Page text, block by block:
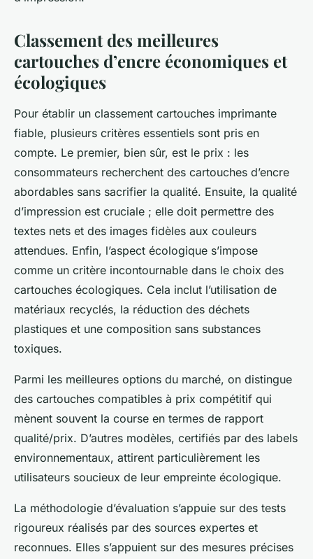
Classement des meilleures
cartouches d’encre économiques et
écologiques
Pour établir un classement cartouches imprimante
fiable, plusieurs critères essentiels sont pris en
compte. Le premier, bien sûr, est le prix : les
consommateurs recherchent des cartouches d’encre
abordables sans sacrifier la qualité. Ensuite, la qualité
d’impression est cruciale ; elle doit permettre des
textes nets et des images fidèles aux couleurs
attendues. Enfin, l’aspect écologique s’impose
comme un critère incontournable dans le choix des
cartouches écologiques. Cela inclut l’utilisation de
matériaux recyclés, la réduction des déchets
plastiques et une composition sans substances
toxiques.
Parmi les meilleures options du marché, on distingue
des cartouches compatibles à prix compétitif qui
mènent souvent la course en termes de rapport
qualité/prix. D’autres modèles, certifiés par des labels
environnementaux, attirent particulièrement les
utilisateurs soucieux de leur empreinte écologique.
La méthodologie d’évaluation s’appuie sur des tests
rigoureux réalisés par des sources expertes et
reconnues. Elles s’appuient sur des mesures précises